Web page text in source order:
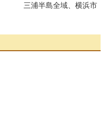
三浦半島全域、横浜市